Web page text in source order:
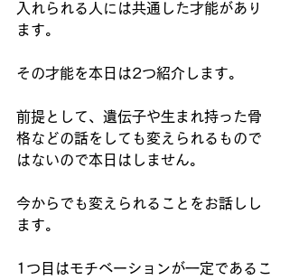
入れられる人には共通した才能があり
ます。
その才能を本日は2つ紹介します。
前提として、遺伝子や生まれ持った骨
格などの話をしても変えられるもので
はないので本日はしません。
今からでも変えられることをお話しし
ます。
1つ目はモチベーションが一定であるこ